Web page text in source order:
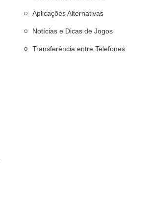
Aplicações Alternativas
Notícias e Dicas de Jogos
Transferência entre Telefones